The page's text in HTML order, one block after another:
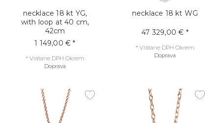
necklace 18 kt YG,
with loop at 40 cm,
42cm
1 149,00 € *
* Vrátane DPH Okrem
Doprava
necklace 18 kt WG
47 329,00 € *
* Vrátane DPH Okrem
Doprava